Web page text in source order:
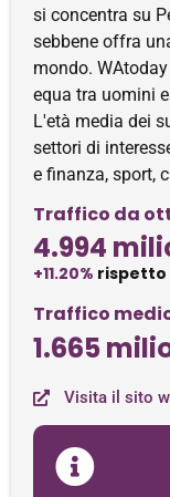
si concentra su
sebbene offra
mondo.
equa tra uomini
L'età media dei
settori di
e finanza, sport,
Traffico da
4.994
+11.20% rispetto
Traffico
1.665
Visita il sito